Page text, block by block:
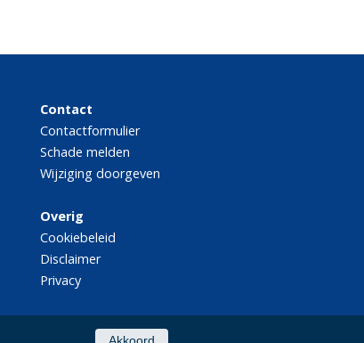
Contact
Contactformulier
Schade melden
Wijziging doorgeven
Overig
Cookiebeleid
Disclaimer
Privacy